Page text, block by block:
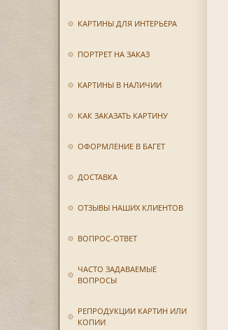
КАРТИНЫ ДЛЯ ИНТЕРЬЕРА
ПОРТРЕТ НА ЗАКАЗ
КАРТИНЫ В НАЛИЧИИ
КАК ЗАКАЗАТЬ КАРТИНУ
ОФОРМЛЕНИЕ В БАГЕТ
ДОСТАВКА
ОТЗЫВЫ НАШИХ КЛИЕНТОВ
ВОПРОС-ОТВЕТ
ЧАСТО ЗАДАВАЕМЫЕ
ВОПРОСЫ
РЕПРОДУКЦИИ КАРТИН ИЛИ
КОПИИ